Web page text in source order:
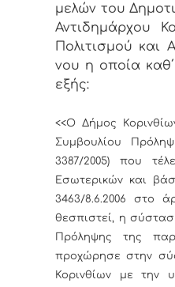
μελών του
Αντιδημάρχου
Πολιτισμού και
νου η οποία
εξής:
<<Ο Δήμος
Συμβουλίου
3387/2005) που
Εσωτερικών και
3463/8.6.2006 στο
θεσπιστεί, η
Πρόληψης της
προχώρησε στην
Κορινθίων με την